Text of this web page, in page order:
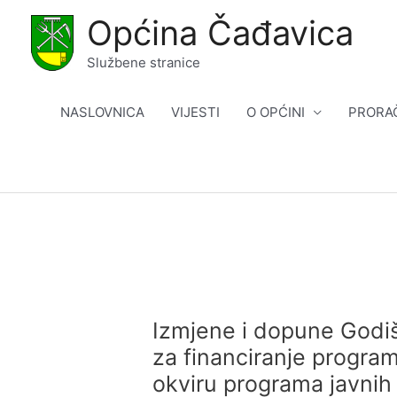
content
Općina Čađavica
Službene stranice
NASLOVNICA VIJESTI O OPĆINI
Izmjene i dopune
za financiranje
okviru programa